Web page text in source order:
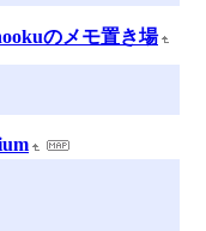
のメモ置き場